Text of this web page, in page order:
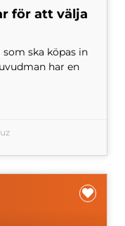
för att välja
ska köpas in
har en